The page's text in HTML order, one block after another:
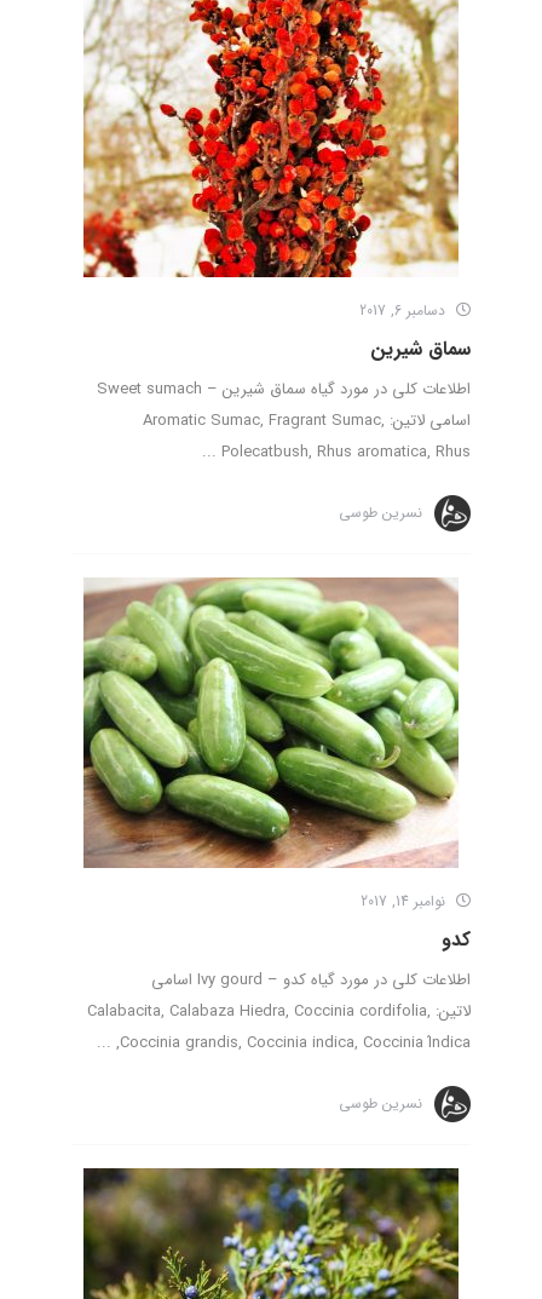
دسامبر 6, 2017
سماق شیرین
اطلاعات کلی در مورد گیاه سماق شیرین – Sweet sumach
اسامی لاتین: Aromatic Sumac, Fragrant Sumac,
Polecatbush, Rhus aromatica, Rhus ...
نسرین طوسی
نوامبر 14, 2017
کدو
اطلاعات کلی در مورد گیاه کدو – Ivy gourd اسامی
لاتین: Calabacita, Calabaza Hiedra, Coccinia cordifolia,
Coccinia grandis, Coccinia indica, Coccinia Índica, ...
نسرین طوسی